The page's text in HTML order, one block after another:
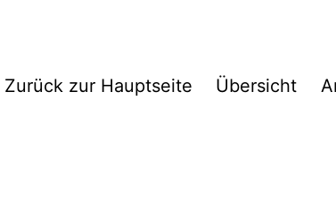
Zurück zur Hauptseite Übersicht